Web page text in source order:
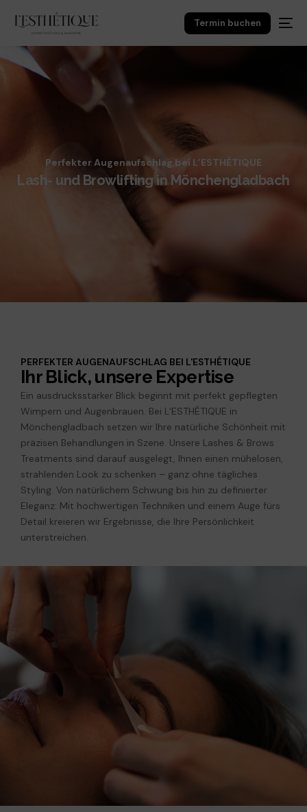
Termin buchen
Perfekter Augenaufschlag bei L’ESTHÉTIQUE
Lash- und Browlifting in Mönchengladbach
PERFEKTER AUGENAUFSCHLAG BEI L'ESTHÉTIQUE
Ihr Blick, unsere Expertise
Ein ausdrucksstarker Blick beginnt mit perfekt gepflegten
Wimpern und Augenbrauen. Bei L’ESTHÉTIQUE in
Mönchengladbach setzen wir Ihre natürliche Schönheit mit
präzisen Behandlungen in Szene. Unsere Lashes & Brows
Treatments sind darauf ausgelegt, Ihnen einen mühelosen,
strahlenden Look zu schenken – ganz ohne tägliches
Styling. Von natürlichem Schwung bis hin zu definierter
Eleganz: Mit hochwertigen Techniken und einem Auge fürs
Detail kreieren wir Ergebnisse, die Ihre Persönlichkeit
unterstreichen.